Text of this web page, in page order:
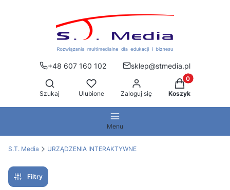
+48 607 160 102
sklep@stmedia.pl
Otwórz wyszukiwarkę
Szukaj Ulubione Zaloguj się
Produkty w
Koszyk
Menu
S.T. Media URZĄDZENIA INTERAKTYWNE
Filtry